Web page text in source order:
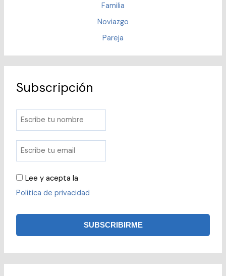
Familia
Noviazgo
Pareja
Subscripción
Lee y acepta la
Política de privacidad